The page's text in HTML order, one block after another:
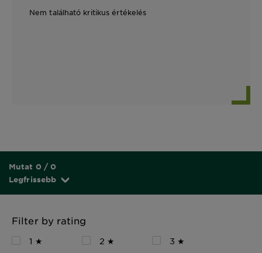
Nem található kritikus értékelés
Mutat 0 / 0
Legfrissebb
Filter by rating
1 ★ 2 ★
3 ★